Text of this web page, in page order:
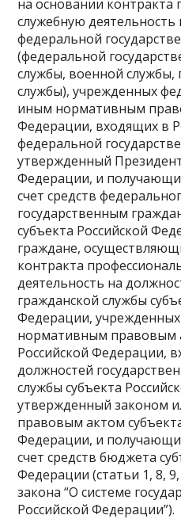
на основании контракта
служебную деятельность
федеральной
(федеральной
службы, военной
службы), учрежденных
иным нормативным
Федерации, входящих в
федеральной
утвержденный
Федерации, и
счет средств
государственным
субъекта Российской
граждане,
контракта
деятельность на
гражданской службы
Федерации,
нормативным правовым
Российской Федерации,
должностей
службы субъекта
утвержденный законом
правовым актом
Федерации, и
счет средств бюджета
Федерации (статьи 1, 8,
закона “О системе
Российской Федерации”).